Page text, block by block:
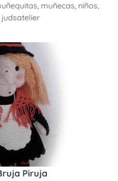
, muñecas, niños,
judsatelier
Piruja